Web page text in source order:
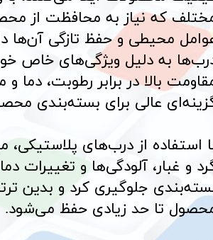
که نیاز به محافظت از
محیطی و حفظ تازگی آن‌ها
به دلیل ویژگی‌های خاص
بالا در برابر رطوبت، دما و
عالی برای بسته‌بندی
استفاده از درب‌های پلاستیکی،
و غبار، آلودگی‌ها و تغییرات
جلوگیری کرد و بدین
تا حد زیادی حفظ می‌شود.